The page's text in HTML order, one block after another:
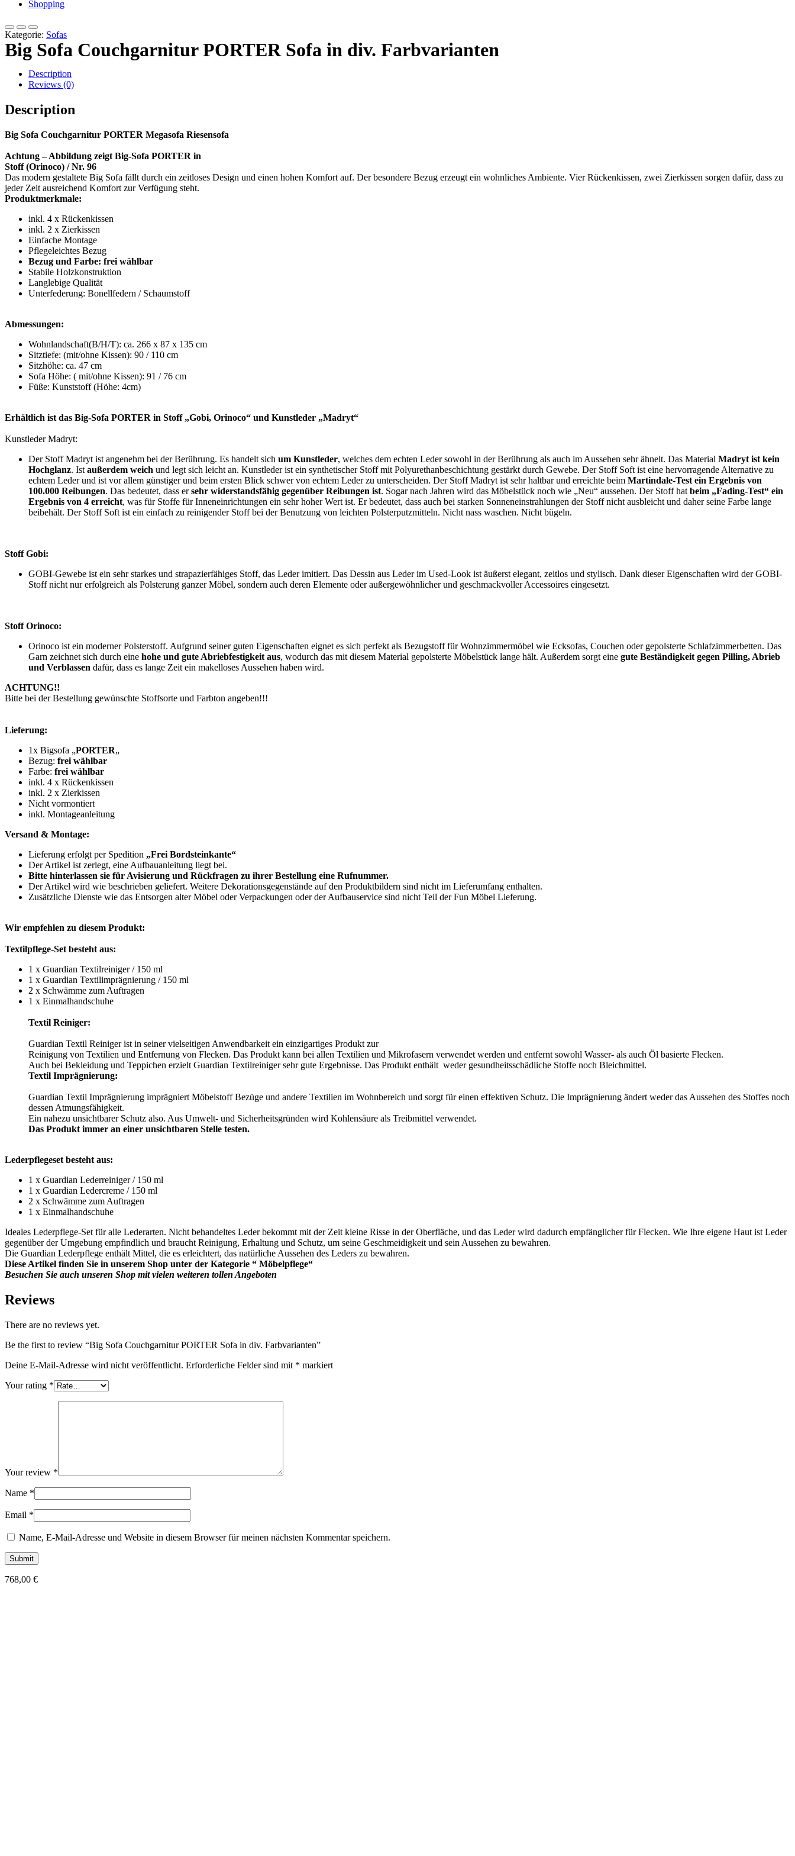
Shopping
Kategorie: Sofas
Big Sofa Couchgarnitur PORTER Sofa in div. Farbvarianten
Description
Reviews (0)
Description
Big Sofa Couchgarnitur PORTER Megasofa Riesensofa
Achtung – Abbildung zeigt Big-Sofa PORTER in
Stoff (Orinoco) / Nr. 96
Das modern gestaltete Big Sofa fällt durch ein zeitloses Design und einen hohen Komfort auf. Der besondere Bezug erzeugt ein wohnliches Ambiente. Vier Rückenkissen, zwei Zierkissen sorgen dafür, dass zu
jeder Zeit ausreichend Komfort zur Verfügung steht.
Produktmerkmale:
inkl. 4 x Rückenkissen
inkl. 2 x Zierkissen
Einfache Montage
Pflegeleichtes Bezug
Bezug und Farbe: frei wählbar
Stabile Holzkonstruktion
Langlebige Qualität
Unterfederung: Bonellfedern / Schaumstoff
Abmessungen:
Wohnlandschaft(B/H/T): ca. 266 x 87 x 135 cm
Sitztiefe: (mit/ohne Kissen): 90 / 110 cm
Sitzhöhe: ca. 47 cm
Sofa Höhe: ( mit/ohne Kissen): 91 / 76 cm
Füße: Kunststoff (Höhe: 4cm)
Erhältlich ist das Big-Sofa PORTER in Stoff „Gobi, Orinoco“ und Kunstleder „Madryt“
Kunstleder Madryt:
Der Stoff Madryt ist angenehm bei der Berührung. Es handelt sich um Kunstleder, welches dem echten Leder sowohl in der Berührung als auch im Aussehen sehr ähnelt. Das Material Madryt ist kein
Hochglanz. Ist außerdem weich und legt sich leicht an. Kunstleder ist ein synthetischer Stoff mit Polyurethanbeschichtung gestärkt durch Gewebe. Der Stoff Soft ist eine hervorragende Alternative zu
echtem Leder und ist vor allem günstiger und beim ersten Blick schwer von echtem Leder zu unterscheiden. Der Stoff Madryt ist sehr haltbar und erreichte beim Martindale-Test ein Ergebnis von
100.000 Reibungen. Das bedeutet, dass ersehr widerstandsfähig gegenüber Reibungen ist. Sogar nach Jahren wird das Möbelstück noch wie „Neu“ aussehen. Der Stoff hat beim „Fading-Test“ ein
Ergebnis von 4 erreicht, was für Stoffe für Inneneinrichtungen ein sehr hoher Wert ist. Er bedeutet, dass auch bei starken Sonneneinstrahlungen der Stoff nicht ausbleicht und daher seine Farbe lange
beibehält. Der Stoff Soft ist ein einfach zu reinigender Stoff bei der Benutzung von leichten Polsterputzmitteln. Nicht nass waschen. Nicht bügeln.
Stoff Gobi:
GOBI-Gewebe ist ein sehr starkes und strapazierfähiges Stoff, das Leder imitiert. Das Dessin aus Leder im Used-Look ist äußerst elegant, zeitlos und stylisch. Dank dieser Eigenschaften wird der GOBI-
Stoff nicht nur erfolgreich als Polsterung ganzer Möbel, sondern auch deren Elemente oder außergewöhnlicher und geschmackvoller Accessoires eingesetzt.
Stoff Orinoco:
Orinoco ist ein moderner Polsterstoff. Aufgrund seiner guten Eigenschaften eignet es sich perfekt als Bezugstoff für Wohnzimmermöbel wie Ecksofas, Couchen oder gepolsterte Schlafzimmerbetten. Das
Garn zeichnet sich durch eine hohe und gute Abriebfestigkeit aus, wodurch das mit diesem Material gepolsterte Möbelstück lange hält. Außerdem sorgt eine gute Beständigkeit gegen Pilling, Abrieb
und Verblassen dafür, dass es lange Zeit ein makelloses Aussehen haben wird.
ACHTUNG!!
Bitte bei der Bestellung gewünschte Stoffsorte und Farbton angeben!!!
Lieferung:
1x Bigsofa „PORTER„
Bezug: frei wählbar
Farbe: frei wählbar
inkl. 4 x Rückenkissen
inkl. 2 x Zierkissen
Nicht vormontiert
inkl. Montageanleitung
Versand & Montage:
Lieferung erfolgt per Spedition „Frei Bordsteinkante“
Der Artikel ist zerlegt, eine Aufbauanleitung liegt bei.
Bitte hinterlassen sie für Avisierung und Rückfragen zu ihrer Bestellung eine Rufnummer.
Der Artikel wird wie beschrieben geliefert. Weitere Dekorationsgegenstände auf den Produktbildern sind nicht im Lieferumfang enthalten.
Zusätzliche Dienste wie das Entsorgen alter Möbel oder Verpackungen oder der Aufbauservice sind nicht Teil der Fun Möbel Lieferung.
Wir empfehlen zu diesem Produkt:
Textilpflege-Set besteht aus:
1 x Guardian Textilreiniger / 150 ml
1 x Guardian Textilimprägnierung / 150 ml
2 x Schwämme zum Auftragen
1 x Einmalhandschuhe
Textil Reiniger:
Guardian Textil Reiniger ist in seiner vielseitigen Anwendbarkeit ein einzigartiges Produkt zur
Reinigung von Textilien und Entfernung von Flecken. Das Produkt kann bei allen Textilien und Mikrofasern verwendet werden und entfernt sowohl Wasser- als auch Öl basierte Flecken.
Auch bei Bekleidung und Teppichen erzielt Guardian Textilreiniger sehr gute Ergebnisse. Das Produkt enthält weder gesundheitsschädliche Stoffe noch Bleichmittel.
Textil Imprägnierung:
Guardian Textil Imprägnierung imprägniert Möbelstoff Bezüge und andere Textilien im Wohnbereich und sorgt für einen effektiven Schutz. Die Imprägnierung ändert weder das Aussehen des Stoffes noch
dessen Atmungsfähigkeit.
Ein nahezu unsichtbarer Schutz also. Aus Umwelt- und Sicherheitsgründen wird Kohlensäure als Treibmittel verwendet.
Das Produkt immer an einer unsichtbaren Stelle testen.
Lederpflegeset besteht aus:
1 x Guardian Lederreiniger / 150 ml
1 x Guardian Ledercreme / 150 ml
2 x Schwämme zum Auftragen
1 x Einmalhandschuhe
Ideales Lederpflege-Set für alle Lederarten. Nicht behandeltes Leder bekommt mit der Zeit kleine Risse in der Oberfläche, und das Leder wird dadurch empfänglicher für Flecken. Wie Ihre eigene Haut ist Leder
gegenüber der Umgebung empfindlich und braucht Reinigung, Erhaltung und Schutz, um seine Geschmeidigkeit und sein Aussehen zu bewahren.
Die Guardian Lederpflege enthält Mittel, die es erleichtert, das natürliche Aussehen des Leders zu bewahren.
Diese Artikel finden Sie in unserem Shop unter der Kategorie “ Möbelpflege“
Besuchen Sie auch unseren Shop mit vielen weiteren tollen Angeboten
Reviews
There are no reviews yet.
Be the first to review “Big Sofa Couchgarnitur PORTER Sofa in div. Farbvarianten”
Deine E-Mail-Adresse wird nicht veröffentlicht. Erforderliche Felder sind mit * markiert
Your rating *
Your review *
Name *
Email *
Name, E-Mail-Adresse und Website in diesem Browser für meinen nächsten Kommentar speichern.
768,00 €